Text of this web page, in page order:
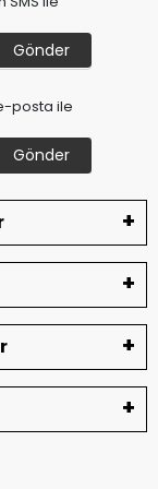
Gönder
posta ile
Gönder